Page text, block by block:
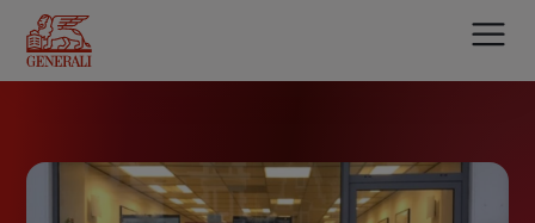
contenu
principal